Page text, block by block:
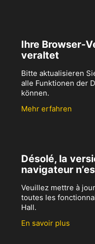
Ihre Browser-
veraltet
Bitte aktualisieren
alle Funktionen der
können.
Mehr erfahren
Désolé, la
navigateur
Veuillez mettre à
toutes les
Hall.
En savoir plus